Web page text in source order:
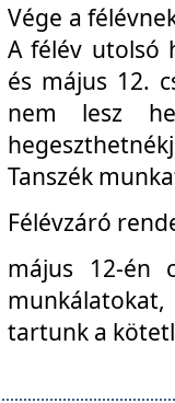
Vége a
A félév utolsó
és május 12.
nem lesz
Tanszék
Félévzáró
május 12-én
tartunk a